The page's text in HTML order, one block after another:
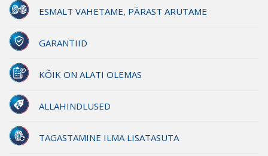
ESMALT VAHETAME, PÄRAST ARUTAME
GARANTIID
KÕIK ON ALATI OLEMAS
ALLAHINDLUSED
TAGASTAMINE ILMA LISATASUTA